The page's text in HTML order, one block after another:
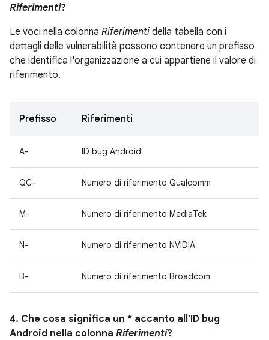
Riferimenti?
Le voci nella colonna Riferimenti della tabella con i
dettagli delle vulnerabilità possono contenere un prefisso
che identifica l'organizzazione a cui appartiene il valore di
riferimento.
Prefisso Riferimenti
A- ID bug Android
QC- Numero di riferimento Qualcomm
M- Numero di riferimento MediaTek
N- Numero di riferimento NVIDIA
B- Numero di riferimento Broadcom
4. Che cosa significa un * accanto all'ID bug
Android nella colonna Riferimenti?